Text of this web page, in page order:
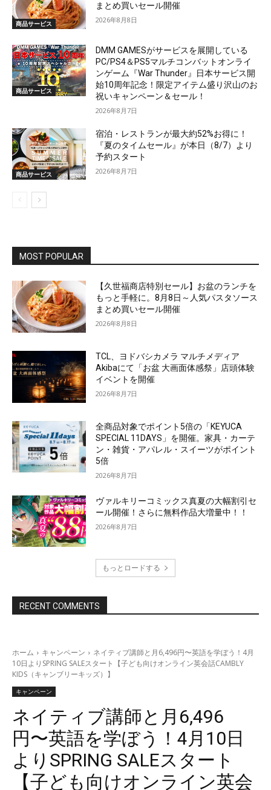
商品サービス
まとめ買いセール開催
2026年8月8日
商品サービス
DMM GAMESがサービスを展開している
PC/PS4＆PS5マルチコンバットオンライ
ンゲーム『War Thunder』日本サービス開
始10周年記念！限定アイテム盛り沢山のお
祝いキャンペーン＆セール！
2026年8月7日
商品サービス
宿泊・レストランが最大約52%お得に！
『夏のタイムセール』が本日（8/7）より
予約スタート
2026年8月7日
MOST POPULAR
【久世福商店特別セール】お盆のランチを
もっと手軽に。8月8日～人気パスタソース
まとめ買いセール開催
2026年8月8日
TCL、ヨドバシカメラ マルチメディア
Akibaにて「お盆 大画面体感祭」店頭体験
イベントを開催
2026年8月7日
全商品対象でポイント5倍の「KEYUCA
SPECIAL 11DAYS」を開催。家具・カーテ
ン・雑貨・アパレル・スイーツがポイント
5倍
2026年8月7日
ヴァルキリーコミックス真夏の大幅割引セ
ール開催！さらに無料作品大増量中！！
2026年8月7日
もっとロードする
RECENT COMMENTS